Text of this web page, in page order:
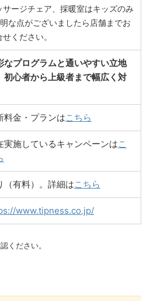
サージチェア、採暖室はキッズのみ
な点がございましたら店舗までお
せください。
なプログラムと通いやすい立地
初心者から上級者まで幅広く対
料金・プランはこちら
実施しているキャンペーンはこ
（有料）。詳細はこちら
www.tipness.co.jp/
ください。